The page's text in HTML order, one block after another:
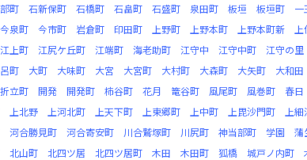
町 石新保町 石橋町 石畠町 石盛町 泉田町 板垣 板垣町 一
今泉町 今市町 岩倉町 印田町 上野町 上野本町 上野本町新
江上町 江尻ケ丘町 江端町 海老助町 江守中 江守中町 江守の里
町 大町 大味町 大宮 大宮町 大村町 大森町 大矢町 大和田
折立町 開発 開発町 柿谷町 花月 篭谷町 風尾町 風巻町 春日
上北野 上河北町 上天下町 上東郷町 上中町 上毘沙門町 上
河合勝見町 河合寄安町 川合鷲塚町 川尻町 神当部町 学園 蒲
北山町 北四ツ居 北四ツ居町 木田 木田町 狐橋 城戸ノ内町